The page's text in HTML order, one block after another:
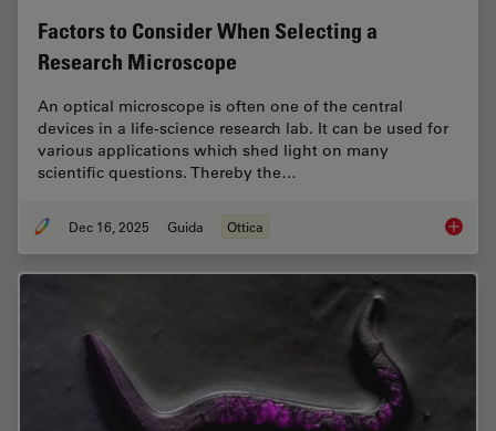
Factors to Consider When Selecting a
Research Microscope
An optical microscope is often one of the central
devices in a life-science research lab. It can be used for
various applications which shed light on many
scientific questions. Thereby the…
Dec 16, 2025 Guida Ottica Factors